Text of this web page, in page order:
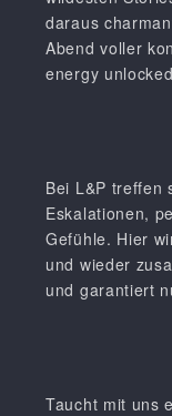
daraus
Abend voller
energy
Bei L&P treffen
Eskalationen,
Gefühle. Hier
und wieder
und garantiert
Taucht mit uns